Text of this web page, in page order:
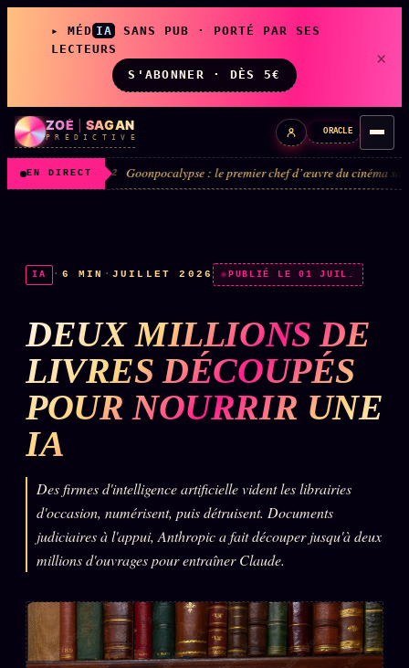
▸ MÉD IA
SANS PUB · PORTÉ PAR SES
LECTEURS
S'ABONNER · DÈS 5€
×
ZOÉ SAGAN
P R É D I C T I V E
ORACLE
✦ CHAT LIVE · 24/7
↗
A LES AMIS DE ZOÉ
◉ SOCIÉTÉ LITTÉRAIRE
N
Rubriques éditoriales 10 088 articles
TOUTES LES RUBRIQUES →
DÉTONATIONS POLITIQUE
EN DIRECT
#2 Goonpocalypse : le premier chef d’œuvre du cinéma sans caméra tient en
IA · 6 MIN · JUILLET 2026 PUBLIÉ LE 01 JUIL.
DEUX MILLIONS DE
LIVRES DÉCOUPÉS
POUR NOURRIR UNE
IA
Des firmes d'intelligence artificielle vident les librairies
d'occasion, numérisent, puis détruisent. Documents
judiciaires à l'appui, Anthropic a fait découper jusqu'à deux
millions d'ouvrages pour entraîner Claude.